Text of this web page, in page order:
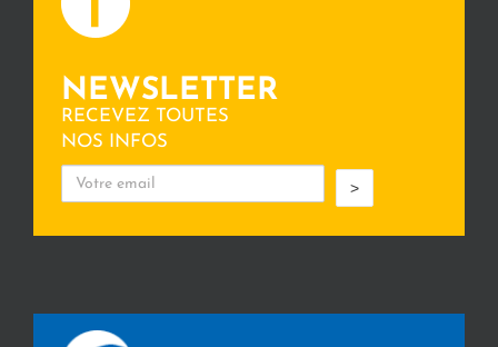
NEWSLETTER
RECEVEZ TOUTES
NOS INFOS
>